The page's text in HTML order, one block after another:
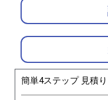
簡単4ステップ 見積